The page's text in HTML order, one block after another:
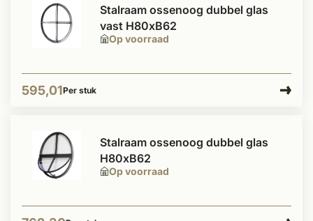
Op voorraad
Stalraam ossenoog dubbel glas
vast H80xB62
595,01Per stuk
Op voorraad
Stalraam ossenoog dubbel glas
H80xB62